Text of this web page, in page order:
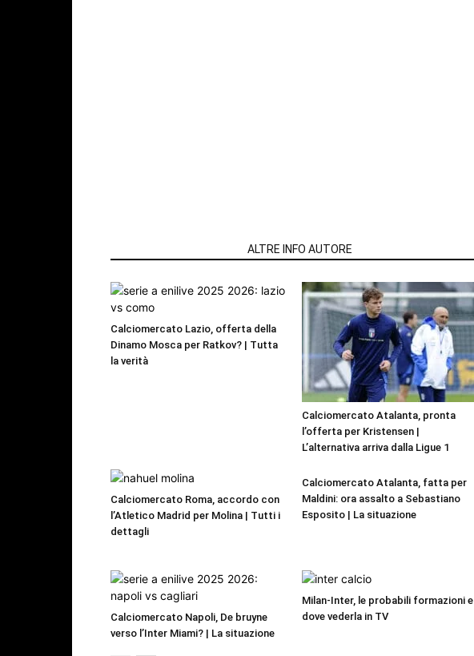
ALTRE INFO AUTORE
Calciomercato Lazio, offerta della
Dinamo Mosca per Ratkov? | Tutta
la verità
Calciomercato Atalanta, pronta
l’offerta per Kristensen |
L’alternativa arriva dalla Ligue 1
Calciomercato Roma, accordo con
l’Atletico Madrid per Molina | Tutti i
dettagli
Calciomercato Atalanta, fatta per
Maldini: ora assalto a Sebastiano
Esposito | La situazione
Calciomercato Napoli, De bruyne
verso l’Inter Miami? | La situazione
Milan-Inter, le probabili formazioni e
dove vederla in TV